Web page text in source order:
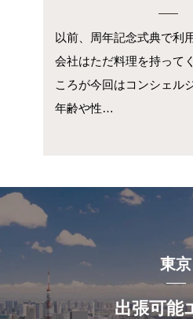
以前、周年記念式典で利
会社はただ料理を持って
ころが今回はコンシェル
年齢や性…
東京
出張可能